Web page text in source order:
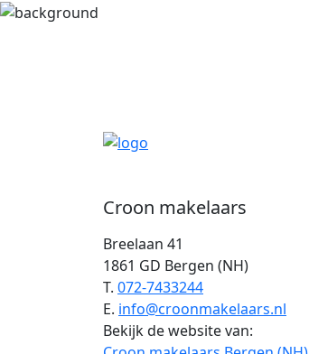
Croon makelaars
Breelaan 41
1861 GD Bergen (NH)
T. 072-7433244
E. info@croonmakelaars.nl
Bekijk de website van: